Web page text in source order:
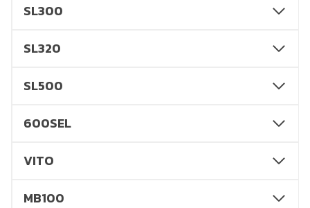
SL300
SL320
SL500
600SEL
VITO
MB100